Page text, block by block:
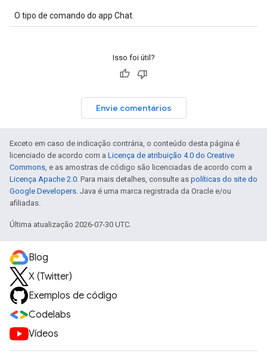
O tipo de comando do app Chat.
Isso foi útil?
Envie comentários
Exceto em caso de indicação contrária, o conteúdo desta página é
licenciado de acordo com a Licença de atribuição 4.0 do Creative
Commons, e as amostras de código são licenciadas de acordo com a
Licença Apache 2.0. Para mais detalhes, consulte as políticas do site do
Google Developers. Java é uma marca registrada da Oracle e/ou
afiliadas.
Última atualização 2026-07-30 UTC.
Blog
X (Twitter)
Exemplos de código
Codelabs
Vídeos